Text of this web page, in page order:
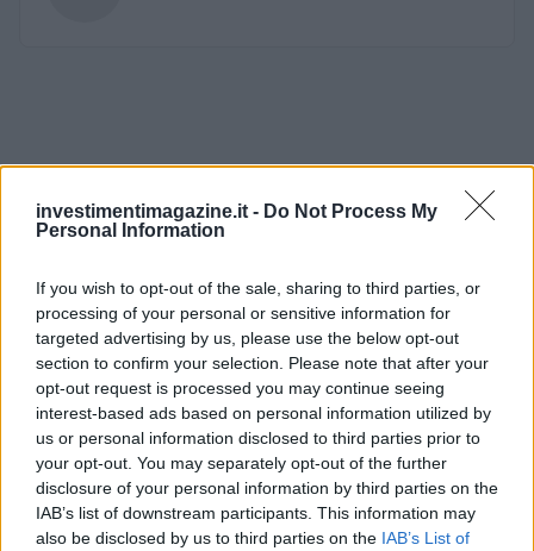
investimentimagazine.it - Do Not Process My
Personal Information
If you wish to opt-out of the sale, sharing to third parties, or
processing of your personal or sensitive information for
targeted advertising by us, please use the below opt-out
section to confirm your selection. Please note that after your
opt-out request is processed you may continue seeing
interest-based ads based on personal information utilized by
us or personal information disclosed to third parties prior to
your opt-out. You may separately opt-out of the further
disclosure of your personal information by third parties on the
IAB’s list of downstream participants. This information may
also be disclosed by us to third parties on the IAB’s List of